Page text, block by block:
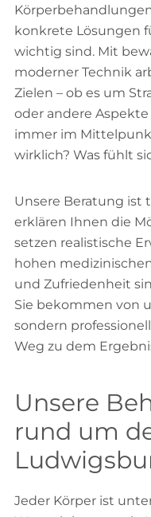
konkrete Lösungen
wichtig sind. Mit
moderner Technik
Zielen – ob es um
oder andere
immer im
wirklich? Was fühlt
Unsere Beratung ist
erklären Ihnen die
setzen realistische
hohen
und Zufriedenheit
Sie bekommen von
sondern
Weg zu dem
Unsere
rund um
Jeder Körper ist